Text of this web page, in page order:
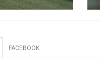
FACEBOOK